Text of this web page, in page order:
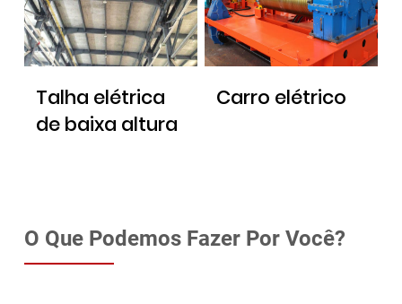
Talha elétrica
de baixa altura
Carro elétrico
O Que Podemos Fazer Por Você?